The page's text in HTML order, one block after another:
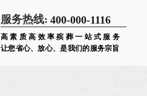
服务热线: 400-000-1116
高素质高效率殡葬一站式服务
让您省心、放心、是我们的服务宗旨